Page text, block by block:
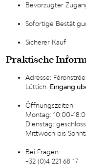
Bevorzugter
Sofortige
Sicherer Kauf
Praktische
Adresse:
Lüttich. Eingang
Öffnungszeiten:
Montag:
Dienstag:
Mittwoch bis
Bei Fragen:
+32 (0)4 221 68 17